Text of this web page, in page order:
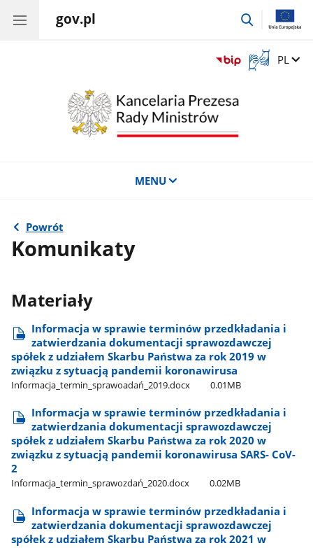
gov.pl
przejdź
Otwórz
okno
Zmień
PL
MENU
Powrót
Komunikaty
Materiały
Informacja w sprawie terminów przedkładania i
zatwierdzania dokumentacji sprawozdawczej
spółek z udziałem Skarbu Państwa za rok 2019 w
związku z sytuacją pandemii koronawirusa
Informacja​_termin​_sprawoadań​_2019.docx 0.01MB
Informacja w sprawie terminów przedkładania i
zatwierdzania dokumentacji sprawozdawczej
spółek z udziałem Skarbu Państwa za rok 2020 w
związku z sytuacją pandemii koronawirusa SARS- CoV-
2
Informacja​_termin​_sprawozdań​_2020.docx 0.02MB
Informacja w sprawie terminów przedkładania i
zatwierdzania dokumentacji sprawozdawczej
spółek z udziałem Skarbu Państwa za rok 2021 w